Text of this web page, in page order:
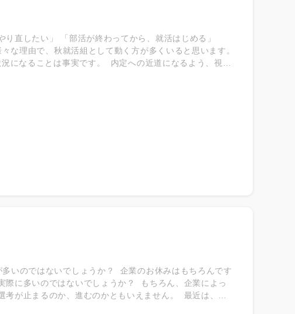
直したい」 「部活が終わってから、就活はじめる」
理由で、秋就活組として動く方が多くいると思います。
になることは事実です。 内定への近道になるよう、視点
いのではないでしょうか？ 企業のお休みはもちろんです
際に多いのではないでしょうか？ もちろん、企業によっ
が止まるのか、進むのかともいえません。 最近は、夏